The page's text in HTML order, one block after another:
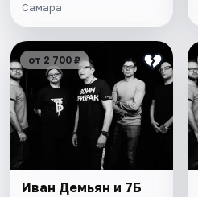
Самара
от 2 700 ₽
Иван Демьян и 7Б